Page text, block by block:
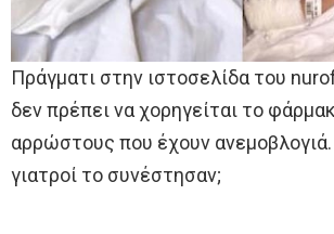
Πράγματι στην ιστοσελίδα του
δεν πρέπει να χορηγείται το
αρρώστους που έχουν ανεμοβλογιά.
γιατροί το συνέστησαν;